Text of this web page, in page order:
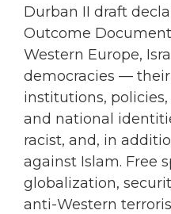
Durban II draft
Outcome
Western Europe,
democracies —
institutions,
and national
racist, and, in
against Islam. Free
globalization,
anti-Western